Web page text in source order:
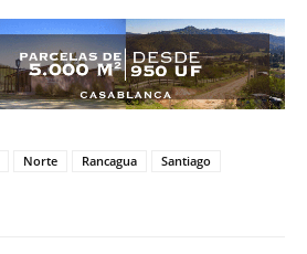
Norte Rancagua
Santiago